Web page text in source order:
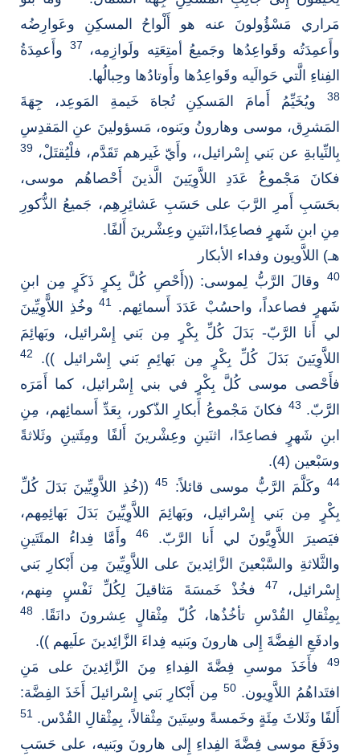
مَراري مَسْؤُولونَ عنه هو أَلْواحُ المسكِنِ وعَوارِضُه
وأَعمِدَتُه وقَواعِدُها وجَميعُ أمتِعَتِه ولَوازِمِه،
37
وأَعمِدَةُ
الفِناءِ الَّتي حَوالَيه وقَواعِدُها وأَوتادُها وحِبالُها.
38
ويُخَيِّمُ أَمامَ المَسكِنِ تُجاهَ خَيمةِ المَوعِد، جِهَةَ
المَشرِق، موسى وهارونُ وبَنوه، مَسؤولينَ عنِ المَقدِسِ
بِالنِّيابةِ عن بَني إِسْرائيل،، وأَيّ غَيرهم تَقَدَّم، فلْيُقتَلْ، 39
فكانَ مَجْموعُ عَدَدِ اللاَّوِيَينَ الَّذينَ أَحْصاهُم موسى،
بحَسَبِ أَمرِ الرَّبَ على حَسَبِ عَشائِرِهِم، جَميعُ الذُّكورِ
مِنِ ابنِ شَهرٍ فصاعِدًا،اثنَينِ وعِشْرينَ أَلفًا.
هـ) اللاَّويون وفداء الأبكار
40
وقالَ الرَّبُّ لِموسى: ((أَحْصِ كُلَّ بِكرٍ ذَكَرٍ مِن ابنِ
شَهرٍ فصاعداً، واحسُبْ عَدَدَ أَسمائِهم. 41وخُذِ اللاًّوِيِّينَ
لي أَنا الرَّبّ- بَدَلَ كُلِّ بِكْرٍ مِن بَني إِسْرائيل، وبَهائِمَ
اللاَّوِيَينَ بَدَلَ كُلِّ بِكْرٍ مِن بَهائِمِ بَني إِسْرائيل )).
42
فأَحْصى موسى كُلَّ بِكْرٍ في بني إِسْرائيل، كما أَمَرَه
الرَّبّ. 43 فكانَ مَجْموعُ أَبكارِ الذّكور، بِعَدِّ أَسمائِهم، مِنِ
ابنِ شَهرٍ فصاعِدًا، اثنَينِ وعِشْرينَ أَلفًا ومِئَتينِ وثَلاثةً
وسَبْعين (4).
44وكَلَّمَ الرَّبُّ موسى قائلاً: 45((خُذِ اللاَّوِيِّينَ بَدَلَ كُلِّ
بِكْرٍ مِن بَني إِسْرائيل، وبَهائِمَ اللاَّوِيِّينَ بَدَلَ بَهائِمِهم،
فيَصيرَ اللاَّوِيَّونَ لي أَنا الرَّبّ.
46وأَمَّا فِداءُ المئَتَينِ
والثَّلاثةِ والسَّبْعينَ الزَّائِدينَ على اللاَّوِيِّينَ مِن أَبْكارِ بَني
إِسْرائيل،
47
فخُذْ خَمسَةَ مَثاقيلَ لِكُلِّ نَفْسٍ مِنهم،
بِمِثْقالِ القُدْسِ تأخُذُها، كُلّ مِثْقالٍ عِشرونَ دانَقًا.
48
وادفَعِ الفِضَّةَ إِلى هارونَ وبَنيه فِداءَ الزَّائِدينَ علَيهم )).
49
فأَخَذَ موسىِ فِضَّةَ الفِداءِ مِنَ الزَّائِدينَ على مَنِ
افتَداهُمُ اللاَّوِيون. 50 مِن أَبْكارِ بَني إِسْرائيلَ أَخَذَ الفِضَّة:
أَلفًا وثَلاثَ مِئَةٍ وخَمسةً وسِتَينَ مِثْقالاً، بِمِثْقالِ القُدْس. 51
ودَفَعَ موسى فِضَّةَ الفِداءِ إِلى هارونَ وبَنيه، على حَسَبِ